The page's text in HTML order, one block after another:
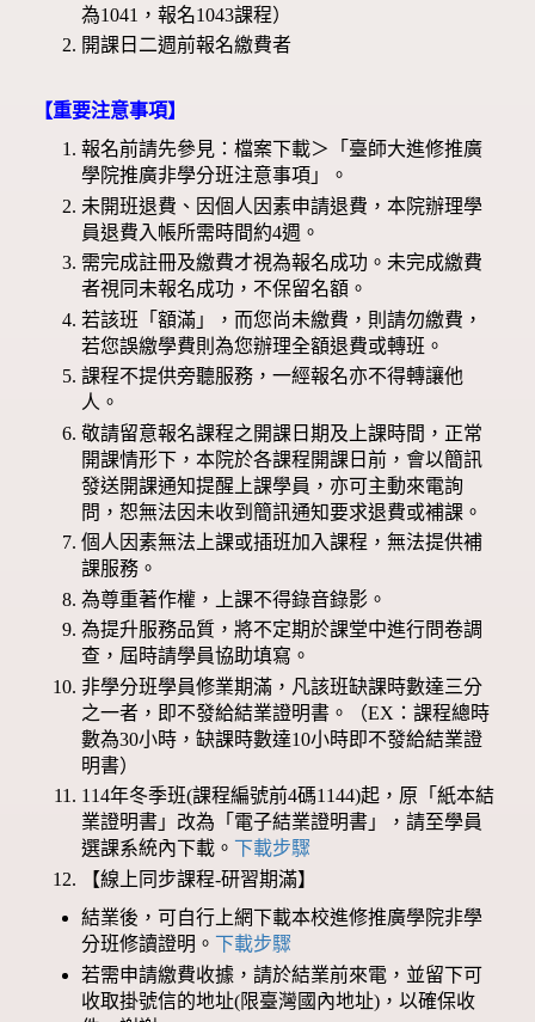
為1041，報名1043課程）
開課日二週前報名繳費者
【重要注意事項】
報名前請先參見：檔案下載＞「臺師大進修推廣
學院推廣非學分班注意事項」。
未開班退費、因個人因素申請退費，本院辦理學
員退費入帳所需時間約4週。
需完成註冊及繳費才視為報名成功。未完成繳費
者視同未報名成功，不保留名額。
若該班「額滿」，而您尚未繳費，則請勿繳費，
若您誤繳學費則為您辦理全額退費或轉班。
課程不提供旁聽服務，一經報名亦不得轉讓他
人。
敬請留意報名課程之開課日期及上課時間，正常
開課情形下，本院於各課程開課日前，會以簡訊
發送開課通知提醒上課學員，亦可主動來電詢
問，恕無法因未收到簡訊通知要求退費或補課。
個人因素無法上課或插班加入課程，無法提供補
課服務。
為尊重著作權，上課不得錄音錄影。
為提升服務品質，將不定期於課堂中進行問卷調
查，屆時請學員協助填寫。
非學分班學員修業期滿，凡該班缺課時數達三分
之一者，即不發給結業證明書。（EX：課程總時
數為30小時，缺課時數達10小時即不發給結業證
明書）
114年冬季班(課程編號前4碼1144)起，原「紙本結
業證明書」改為「電子結業證明書」，請至學員
選課系統內下載。 下載步驟
【線上同步課程-研習期滿】
結業後，可自行上網下載本校進修推廣學院非學
分班修讀證明。 下載步驟
若需申請繳費收據，請於結業前來電，並留下可
收取掛號信的地址(限臺灣國內地址)，以確保收